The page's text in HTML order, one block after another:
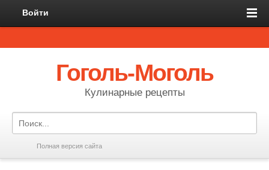
Войти
Гоголь-Моголь
Кулинарные рецепты
Полная версия сайта